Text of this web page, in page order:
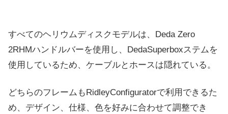
すべてのヘリウムディスクモデルは、Deda Zero
2RHMハンドルバーを使用し、DedaSuperboxステムを
使用しているため、ケーブルとホースは隠れている。
どちらのフレームもRidleyConfiguratorで利用できるた
め、デザイン、仕様、色を好みに合わせて調整でき